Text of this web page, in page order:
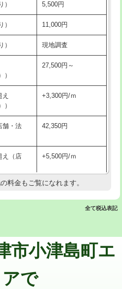
38,500円
22,000円
16,500円
現場見積
格です。
ップ
22,000円+材料費
水栓） 16,500円
/3ｍ超
し作業） 11,000円~
66,000円
超え）
） 5,500円
） 11,000円
） 現地調査
）
27,500円～
）
+3,300円/ｍ
舗・法
42,350円
え（店
+5,500円/ｍ
現地調査
+3,300円
料金もご覧になれます。
全て税込表記
市小津島町エ
アで